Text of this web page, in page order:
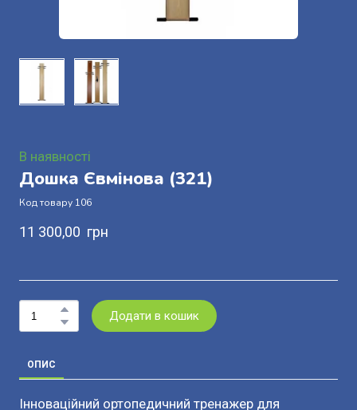
В наявності
Дошка Євмінова (321)
Код товару 106
11 300,00  грн
Додати в кошик
ОПИС
Інноваційний ортопедичний тренажер для